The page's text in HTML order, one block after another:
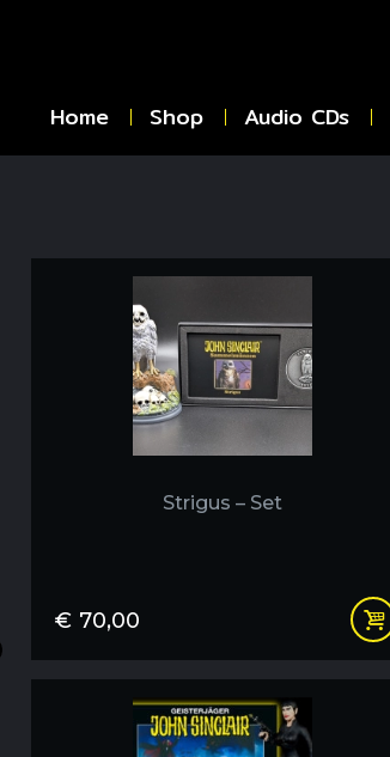
Home Shop Audio CDs
Strigus – Set
€ 70,00